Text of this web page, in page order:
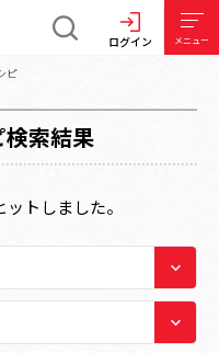
ログイン メニュー
ピ
索結果
ットしました。